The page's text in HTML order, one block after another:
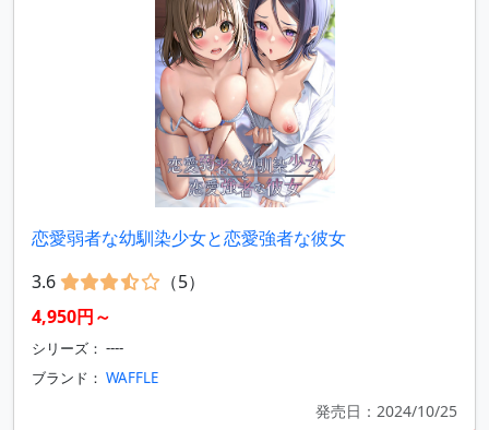
恋愛弱者な幼馴染少女と恋愛強者な彼女
3.6
（5）
4,950円～
シリーズ： ----
ブランド： WAFFLE
発売日：2024/10/25